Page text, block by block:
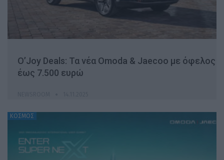
O’Joy Deals: Τα νέα Omoda & Jaecoo με όφελος
έως 7.500 ευρώ
ΚΟΣΜΟΣ